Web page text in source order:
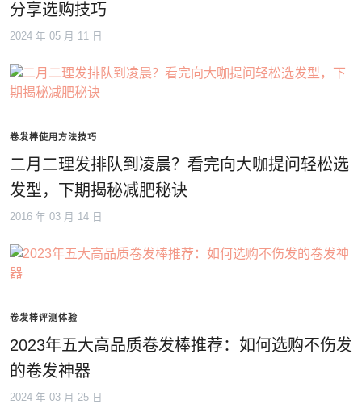
分享选购技巧
2024 年 05 月 11 日
卷发棒使用方法技巧
二月二理发排队到凌晨？看完向大咖提问轻松选
发型，下期揭秘减肥秘诀
2016 年 03 月 14 日
卷发棒评测体验
2023年五大高品质卷发棒推荐：如何选购不伤发
的卷发神器
2024 年 03 月 25 日